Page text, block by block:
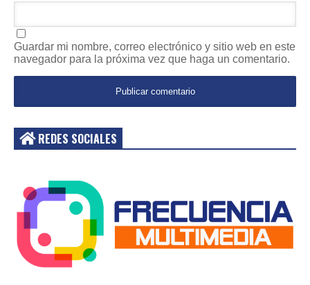
Guardar mi nombre, correo electrónico y sitio web en este
navegador para la próxima vez que haga un comentario.
REDES SOCIALES